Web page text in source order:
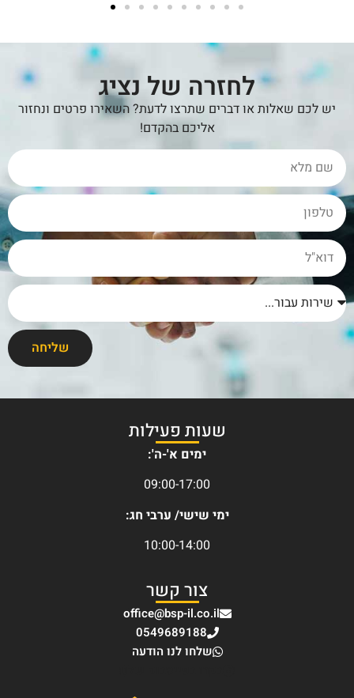
לחזרה של נציג
יש לכם שאלות או דברים שתרצו לדעת? השאירו פרטים ונחזור
אליכם בהקדם!
שליחה
שעות פעילות
ימים א'-ה':
09:00-17:00
ימי שישי/ ערבי חג:
10:00-14:00
צור קשר
office@bsp-il.co.il
0549689188
שלחו לנו הודעה